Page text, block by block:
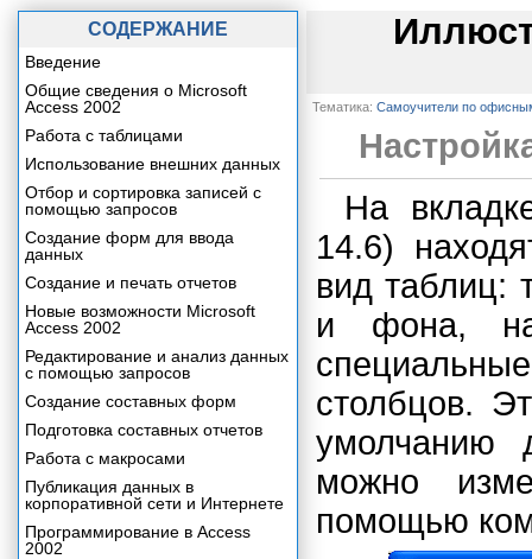
Тематика: Самоучители по
На
14.6)
вид таблиц:
и фона,
столбцов.
умолчанию
можно
помощью
СОДЕРЖАНИЕ
Введение
Общие сведения о Microsoft
Access 2002
Работа с таблицами
Использование внешних данных
Отбор и сортировка записей с
помощью запросов
Создание форм для ввода
данных
Создание и печать отчетов
Новые возможности Microsoft
Access 2002
Редактирование и анализ данных
с помощью запросов
Создание составных форм
Подготовка составных отчетов
Работа с макросами
Публикация данных в
корпоративной сети и Интернете
Программирование в Access
2002